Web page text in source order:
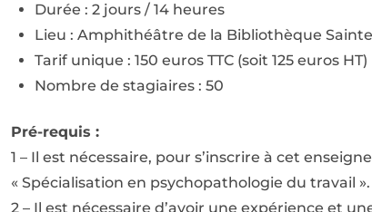
Durée : 2 jours / 14 heures
Lieu : Amphithéâtre de la Bibliothèque
Tarif unique : 150 euros TTC (soit 125 euros HT)
Nombre de stagiaires : 50
Pré-requis :
1 – Il est nécessaire, pour s’inscrire à cet
« Spécialisation en psychopathologie du travail ».
2 – Il est nécessaire d’avoir une expérience et